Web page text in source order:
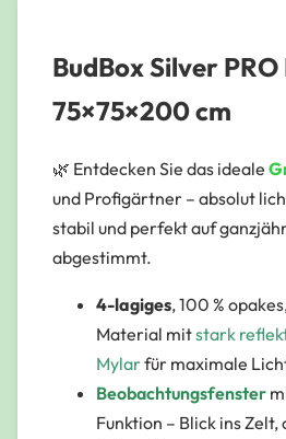
BudBox Silver
75×75×200 cm
🌿 Entdecken Sie das ideale
und Profigärtner – absolut
stabil und perfekt auf
abgestimmt.
4-lagiges, 100 %
Material mitstark
Mylarfür maximale
Beobachtungsfenster
Funktion – Blick ins Zelt,